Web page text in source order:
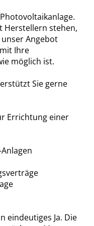
Herstellern stehen,
unser Angebot
Ihre
möglich ist.
Sie gerne
Errichtung einer
eindeutiges Ja. Die